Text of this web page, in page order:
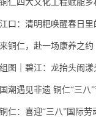
铜仁四大文化工程赋能乡
江口：清明粑唤醒春日里
来铜仁，赴一场康养之约
组图｜碧江：龙抬头闹
国潮遇见非遗 铜仁“三八
铜仁：喜迎“三八”国际劳